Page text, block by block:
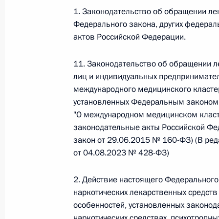
Федеральный закон от
О внесении изменения в статью 6 Закона
Федеральный закон от
О внесении изменений в статью 9.21
правонарушениях
26 июля 2026 года
Федеральный закон от
О ратификации Соглашения между
Республики Беларусь о сотрудничестве в
1. Законодательство об обращении
Федерального закона, других
актов Российской Федерации.
11. Законодательство об обращении
лиц и индивидуальных
международного медицинского
установленных Федеральным
"О международном медицинском
законодательные акты Российской
закон от 29.06.2015 № 160-ФЗ) (В
от 04.08.2023 № 428-ФЗ)
2. Действие настоящего
наркотических лекарственных
особенностей, установленных